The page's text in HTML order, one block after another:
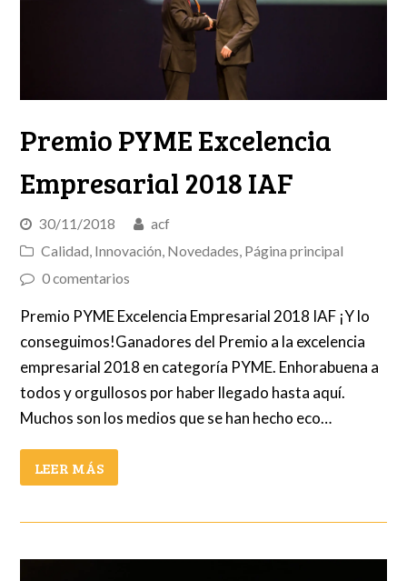
Premio PYME Excelencia
Empresarial 2018 IAF
30/11/2018
acf
Calidad, Innovación, Novedades, Página principal
0 comentarios
Premio PYME Excelencia Empresarial 2018 IAF ¡Y lo
conseguimos!Ganadores del Premio a la excelencia
empresarial 2018 en categoría PYME. Enhorabuena a
todos y orgullosos por haber llegado hasta aquí.
Muchos son los medios que se han hecho eco…
LEER MÁS